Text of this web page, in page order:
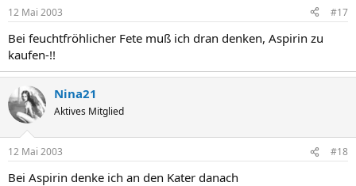
12 Mai 2003 #17
Bei feuchtfröhlicher Fete muß ich dran denken, Aspirin zu
kaufen-!!
Nina21
Aktives Mitglied
12 Mai 2003 #18
Bei Aspirin denke ich an den Kater danach